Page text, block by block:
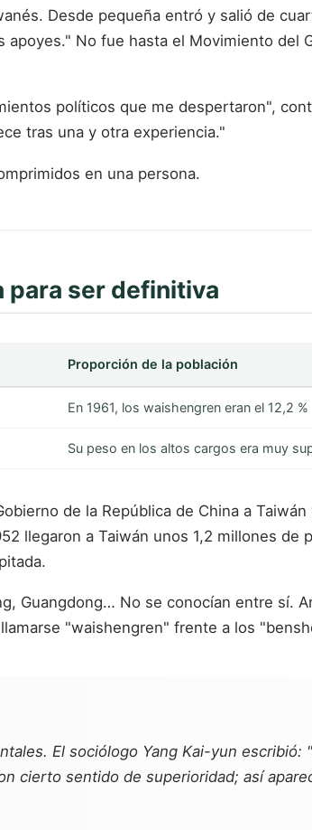
Desde pequeña entró y salió de
No fue hasta el Movimiento del
políticos que me despertaron",
tras una y otra experiencia."
en una persona.
para ser definitiva
Proporción de la población
En 1961, los waishengren eran el 12,2 %
Su peso en los altos cargos era muy
de la República de China a
llegaron a Taiwán unos 1,2 millones
Guangdong… No se conocían entre sí.
"waishengren" frente a los
El sociólogo Yang Kai-yun
cierto sentido de superioridad; así